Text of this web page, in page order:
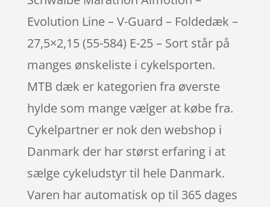
Evolution Line – V-Guard – Foldedæk –
27,5×2,15 (55-584) E-25 – Sort står på
manges ønskeliste i cykelsporten.
MTB dæk er kategorien fra øverste
hylde som mange vælger at købe fra.
Cykelpartner er nok den webshop i
Danmark der har størst erfaring i at
sælge cykeludstyr til hele Danmark.
Varen har automatisk op til 365 dages